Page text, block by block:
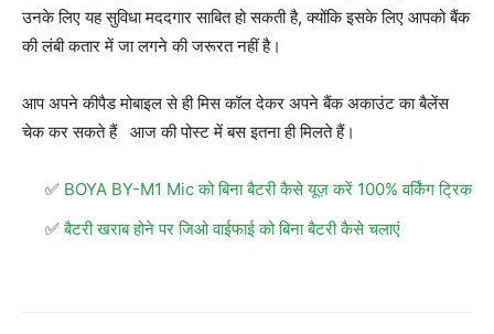
उनके लिए यह सुविधा मददगार साबित हो सकती है, क्योंकि इसके लिए आपको बैंक
की लंबी कतार में जा लगने की जरूरत नहीं है।
आप अपने कीपैड मोबाइल से ही मिस कॉल देकर अपने बैंक अकाउंट का बैलेंस
चेक कर सकते हैं आज की पोस्ट में बस इतना ही मिलते हैं।
BOYA BY-M1 Mic को बिना बैटरी कैसे यूज़ करें 100% वर्किंग ट्रिक
बैटरी खराब होने पर जिओ वाईफाई को बिना बैटरी कैसे चलाएं